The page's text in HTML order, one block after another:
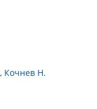
Кочнев Н.